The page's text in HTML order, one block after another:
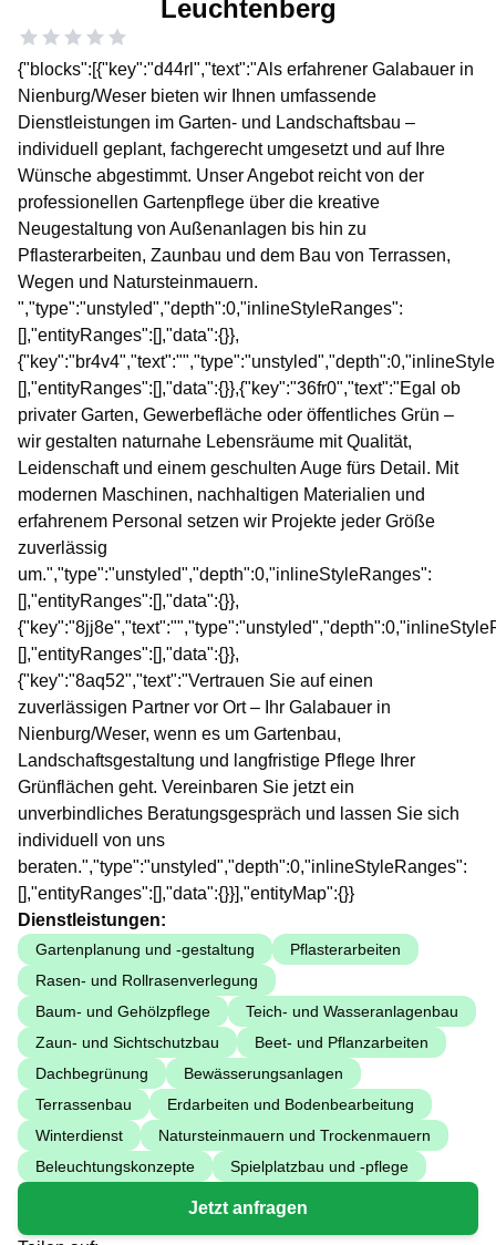
Leuchtenberg
{"blocks":[{"key":"d44rl","text":"Als erfahrener Galabauer in
Nienburg/Weser bieten wir Ihnen umfassende
Dienstleistungen im Garten- und Landschaftsbau –
individuell geplant, fachgerecht umgesetzt und auf Ihre
Wünsche abgestimmt. Unser Angebot reicht von der
professionellen Gartenpflege über die kreative
Neugestaltung von Außenanlagen bis hin zu
Pflasterarbeiten, Zaunbau und dem Bau von Terrassen,
Wegen und Natursteinmauern.
","type":"unstyled","depth":0,"inlineStyleRanges":
[],"entityRanges":[],"data":{}},
[],"entityRanges":[],"data":{}},{"key":"36fr0","text":"Egal ob
privater Garten, Gewerbefläche oder öffentliches Grün –
wir gestalten naturnahe Lebensräume mit Qualität,
Leidenschaft und einem geschulten Auge fürs Detail. Mit
modernen Maschinen, nachhaltigen Materialien und
erfahrenem Personal setzen wir Projekte jeder Größe
zuverlässig
um.","type":"unstyled","depth":0,"inlineStyleRanges":
[],"entityRanges":[],"data":{}},
[],"entityRanges":[],"data":{}},
{"key":"8aq52","text":"Vertrauen Sie auf einen
zuverlässigen Partner vor Ort – Ihr Galabauer in
Nienburg/Weser, wenn es um Gartenbau,
Landschaftsgestaltung und langfristige Pflege Ihrer
Grünflächen geht. Vereinbaren Sie jetzt ein
unverbindliches Beratungsgespräch und lassen Sie sich
individuell von uns
beraten.","type":"unstyled","depth":0,"inlineStyleRanges":
[],"entityRanges":[],"data":{}}],"entityMap":{}}
Dienstleistungen:
Gartenplanung und -gestaltung
Pflasterarbeiten
Rasen- und Rollrasenverlegung
Baum- und Gehölzpflege
Teich- und Wasseranlagenbau
Zaun- und Sichtschutzbau
Beet- und Pflanzarbeiten
Dachbegrünung
Bewässerungsanlagen
Terrassenbau
Erdarbeiten und Bodenbearbeitung
Winterdienst
Natursteinmauern und Trockenmauern
Beleuchtungskonzepte
Spielplatzbau und -pflege
Jetzt anfragen